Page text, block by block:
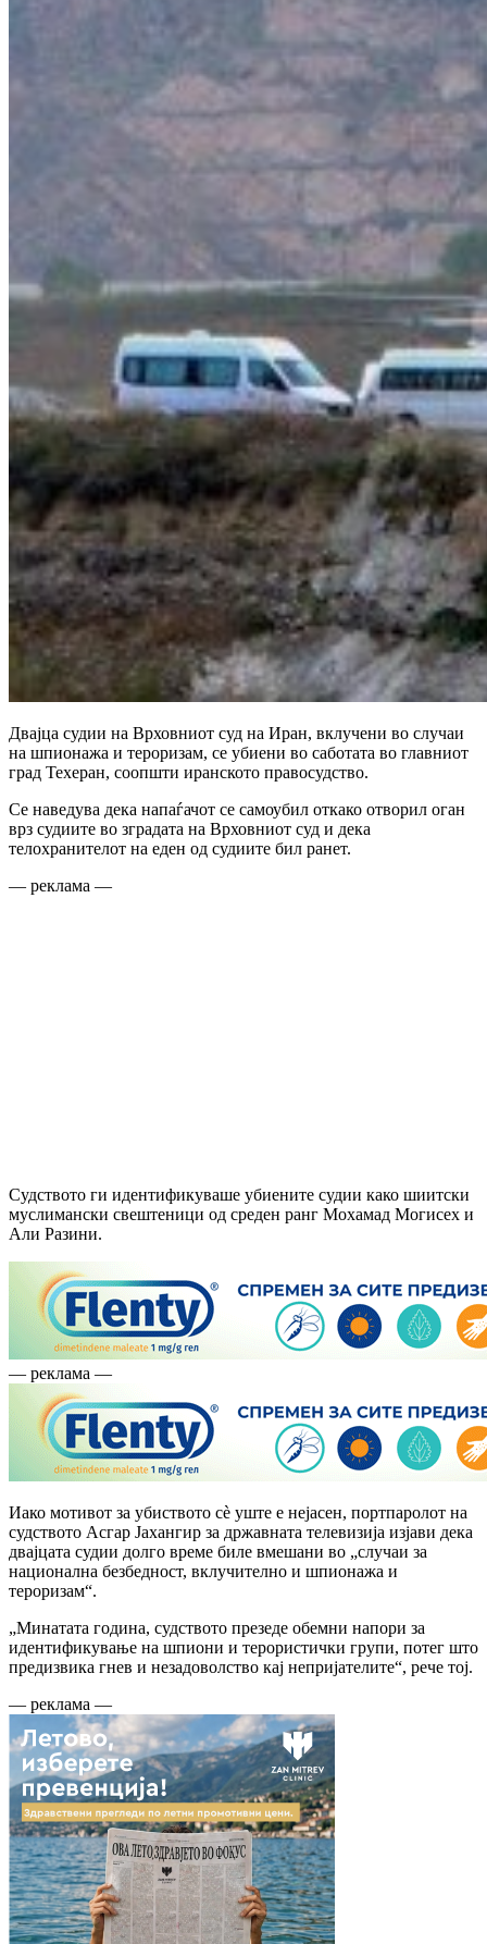
Двајца судии на Врховниот суд на Иран, вклучени во случаи
на шпионажа и тероризам, се убиени во саботата во главниот
град Техеран, соопшти иранското правосудство.
Се наведува дека напаѓачот се самоубил откако отворил оган
врз судиите во зградата на Врховниот суд и дека
телохранителот на еден од судиите бил ранет.
— реклама —
Судството ги идентификуваше убиените судии како шиитски
муслимански свештеници од среден ранг Мохамад Могисех и
Али Разини.
— реклама —
Иако мотивот за убиството сè уште е нејасен, портпаролот на
судството Асгар Јахангир за државната телевизија изјави дека
двајцата судии долго време биле вмешани во „случаи за
национална безбедност, вклучително и шпионажа и
тероризам“.
„Минатата година, судството презеде обемни напори за
идентификување на шпиони и терористички групи, потег што
предизвика гнев и незадоволство кај непријателите“, рече тој.
— реклама —